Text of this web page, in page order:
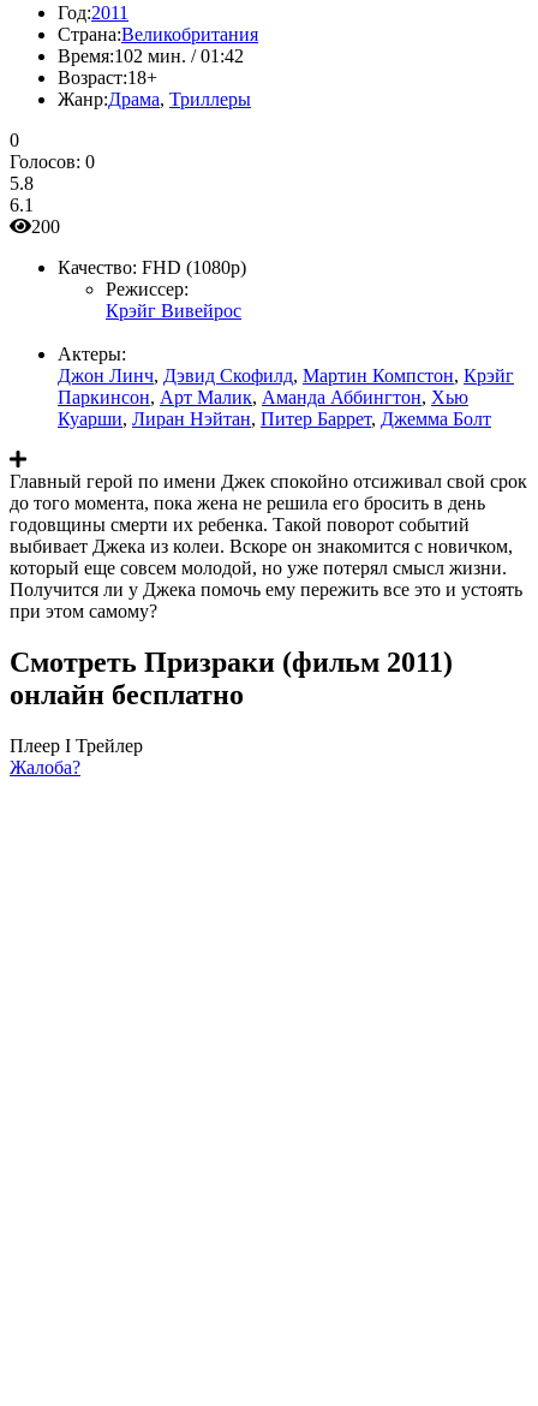
Год:2011
Страна:Великобритания
Время:102 мин. / 01:42
Возраст:18+
Жанр:Драма, Триллеры
0
Голосов: 0
5.8
6.1
200
Качество: FHD (1080p)
Режиссер:
Крэйг Вивейрос
Актеры:
Джон Линч, Дэвид Скофилд, Мартин Компстон, Крэйг
Паркинсон, Арт Малик, Аманда Аббингтон, Хью
Куарши, Лиран Нэйтан, Питер Баррет, Джемма Болт
Главный герой по имени Джек спокойно отсиживал свой срок
до того момента, пока жена не решила его бросить в день
годовщины смерти их ребенка. Такой поворот событий
выбивает Джека из колеи. Вскоре он знакомится с новичком,
который еще совсем молодой, но уже потерял смысл жизни.
Получится ли у Джека помочь ему пережить все это и устоять
при этом самому?
Смотреть Призраки (фильм 2011)
онлайн бесплатно
Плеер I Трейлер
Жалоба?